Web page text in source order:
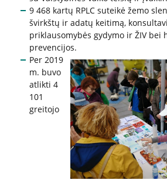
Darbo užmokestis
Paskatinimai ir apdovanojimai
Viešieji pirkimai
Biudžeto vykdymo ataskaitų rinkiniai
Finansinių ataskaitų rinkiniai
Tarnybiniai lengvieji automobiliai
Lėšos veiklai viešinti
Interneto svetainės atitikties
Aukcionai
9 468 kartų RPLC suteikė žemo
švirkštų ir adatų keitimą,
priklausomybės gydymo ir ŽIV bei
prevencijos.
Per 2019
m. buvo
atlikti 4
101
greitojo